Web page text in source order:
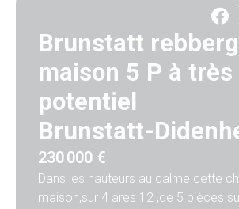
Brunstatt
maison 5 P à
potentiel
Brunstatt-
230 000 €
Dans les hauteurs au calme cette
maison,sur 4 ares 12 ,de 5 pièces